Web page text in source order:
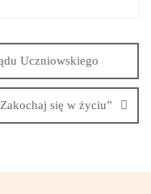
Uczniowskiego
się w życiu”